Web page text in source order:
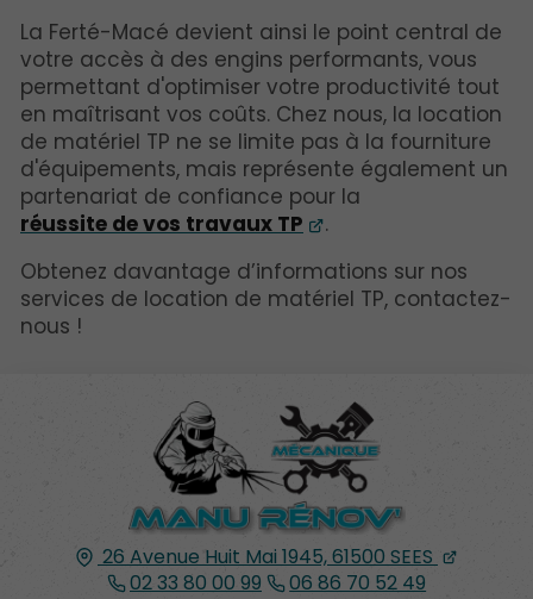
La Ferté-Macé devient ainsi le point central de
votre accès à des engins performants, vous
permettant d'optimiser votre productivité tout
en maîtrisant vos coûts. Chez nous, la location
de matériel TP ne se limite pas à la fourniture
d'équipements, mais représente également un
partenariat de confiance pour la
réussite de vos travaux TP
.
Obtenez davantage d’informations sur nos
services de location de matériel TP, contactez-
nous !
26 Avenue Huit Mai 1945,61500 SEES
02 33 80 00 99
06 86 70 52 49